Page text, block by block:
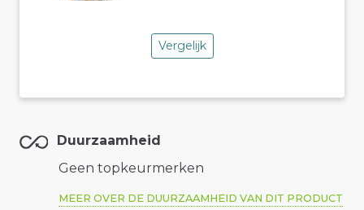
Vergelijk
Duurzaamheid
Geen topkeurmerken
MEER OVER DE DUURZAAMHEID VAN DIT PRODUCT